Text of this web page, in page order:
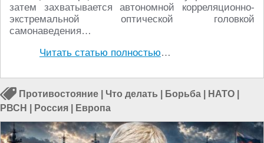
затем захватывается автономной корреляционно-
экстремальной оптической головкой
самонаведения…
Читать статью полностью…
Противостояние Что делать Борьба НАТО
РВСН
Россия Европа